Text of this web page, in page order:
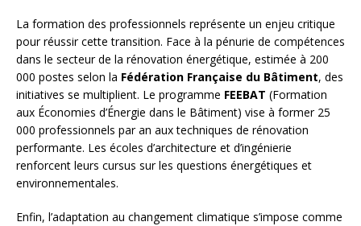
La formation des professionnels représente un enjeu critique
pour réussir cette transition. Face à la pénurie de compétences
dans le secteur de la rénovation énergétique, estimée à 200
000 postes selon la Fédération Française du Bâtiment, des
initiatives se multiplient. Le programme FEEBAT (Formation
aux Économies d’Énergie dans le Bâtiment) vise à former 25
000 professionnels par an aux techniques de rénovation
performante. Les écoles d’architecture et d’ingénierie
renforcent leurs cursus sur les questions énergétiques et
environnementales.
Enfin, l’adaptation au changement climatique s’impose comme